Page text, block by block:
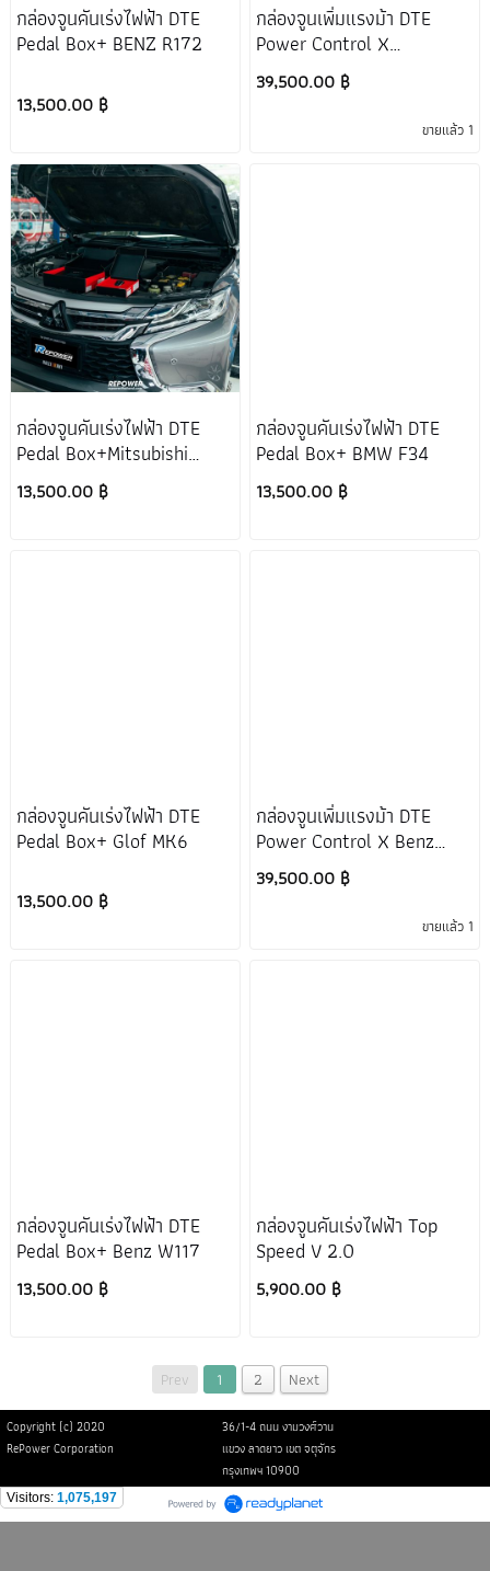
กล่องจูนคันเร่งไฟฟ้า DTE
Pedal Box+ BENZ R172
13,500.00 ฿
กล่องจูนเพิ่มแรงม้า DTE
Power Control X
Mitsubishi Pajero
39,500.00 ฿
ขายแล้ว 1
กล่องจูนคันเร่งไฟฟ้า DTE
Pedal Box+Mitsubishi
Pajero
13,500.00 ฿
กล่องจูนคันเร่งไฟฟ้า DTE
Pedal Box+ BMW F34
13,500.00 ฿
กล่องจูนคันเร่งไฟฟ้า DTE
Pedal Box+ Glof MK6
13,500.00 ฿
กล่องจูนเพิ่มแรงม้า DTE
Power Control X Benz
W117
39,500.00 ฿
ขายแล้ว 1
กล่องจูนคันเร่งไฟฟ้า DTE
Pedal Box+ Benz W117
13,500.00 ฿
กล่องจูนคันเร่งไฟฟ้า Top
Speed V 2.0
5,900.00 ฿
Prev 1 2 Next
Copyright (c) 2020
36/1-4 ถนน งามวงศ์วาน
RePower Corporation
แขวง ลาดยาว เขต จตุจักร
กรุงเทพฯ 10900
Visitors: 1,075,197